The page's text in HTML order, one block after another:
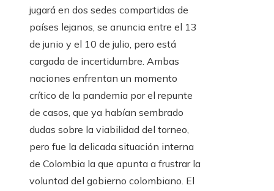
jugará en dos sedes compartidas de
países lejanos, se anuncia entre el 13
de junio y el 10 de julio, pero está
cargada de incertidumbre. Ambas
naciones enfrentan un momento
crítico de la pandemia por el repunte
de casos, que ya habían sembrado
dudas sobre la viabilidad del torneo,
pero fue la delicada situación interna
de Colombia la que apunta a frustrar la
voluntad del gobierno colombiano. El